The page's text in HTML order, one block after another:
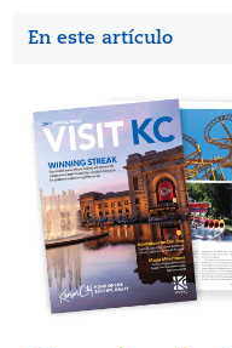
En este artículo